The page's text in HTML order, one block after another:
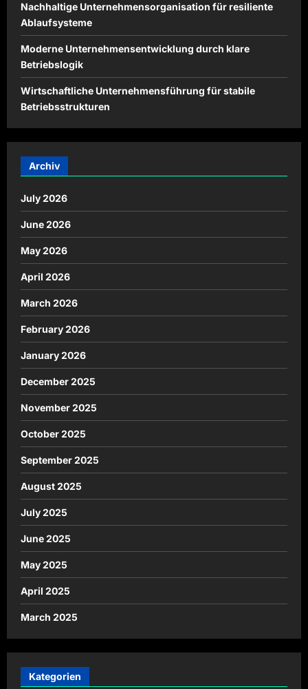
Nachhaltige Unternehmensorganisation für resiliente
Ablaufsysteme
Moderne Unternehmensentwicklung durch klare
Betriebslogik
Wirtschaftliche Unternehmensführung für stabile
Betriebsstrukturen
Archiv
July 2026
June 2026
May 2026
April 2026
March 2026
February 2026
January 2026
December 2025
November 2025
October 2025
September 2025
August 2025
July 2025
June 2025
May 2025
April 2025
March 2025
Kategorien